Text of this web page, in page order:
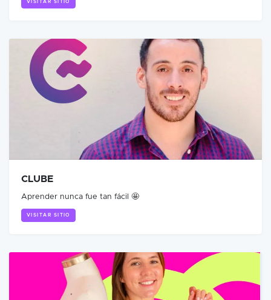
VISITAR SITIO
CLUBE
Aprender nunca fue tan fácil 🤩
VISITAR SITIO